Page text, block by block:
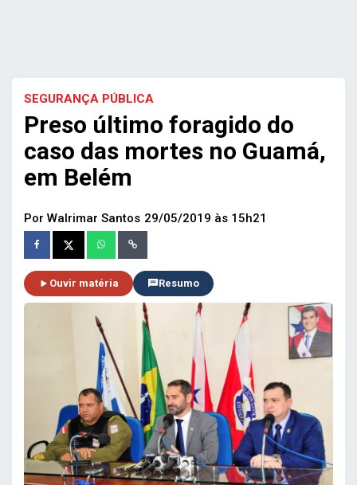
SEGURANÇA PÚBLICA
Preso último foragido do
caso das mortes no Guamá,
em Belém
Por Walrimar Santos 29/05/2019 às 15h21
Ouvir matéria Resumo